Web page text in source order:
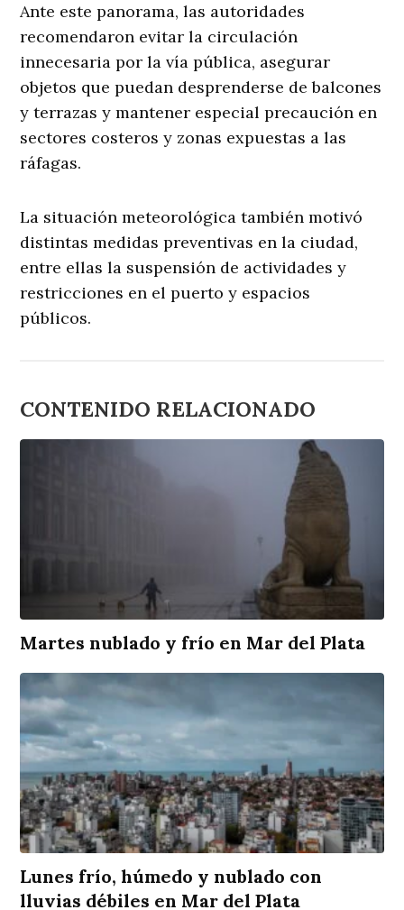
Ante este panorama, las autoridades
recomendaron evitar la circulación
innecesaria por la vía pública, asegurar
objetos que puedan desprenderse de balcones
y terrazas y mantener especial precaución en
sectores costeros y zonas expuestas a las
ráfagas.
La situación meteorológica también motivó
distintas medidas preventivas en la ciudad,
entre ellas la suspensión de actividades y
restricciones en el puerto y espacios
públicos.
CONTENIDO RELACIONADO
Martes nublado y frío en Mar del Plata
Lunes frío, húmedo y nublado con
lluvias débiles en Mar del Plata